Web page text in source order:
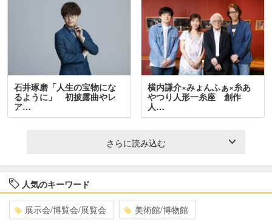
石井琢磨「人生の宝物にな
るように」 初披露曲やレ
ア…
横内謙介×みょんふぁ×糸あ
やつり人形一糸座 創作
人…
さらに読み込む
人気のキーワード
展示会/博覧会/展覧会 美術館/博物館